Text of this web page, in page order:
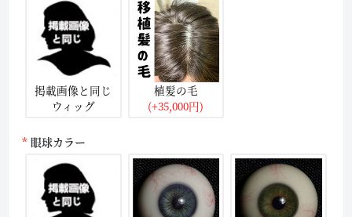
掲載画像と同じ
ウィッグ
植髪の毛
(+35,000円)
眼球カラー